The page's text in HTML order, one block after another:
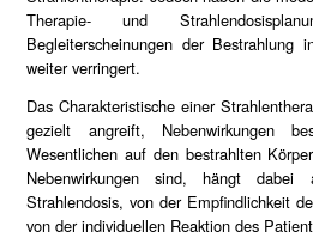
Therapie- und
Begleiterscheinungen der Bestrahlung
weiter verringert.
Das Charakteristische einer
gezielt angreift, Nebenwirkungen
Wesentlichen auf den bestrahlten
Nebenwirkungen sind, hängt
Strahlendosis, von der Empfindlichkeit
von der individuellen Reaktion des